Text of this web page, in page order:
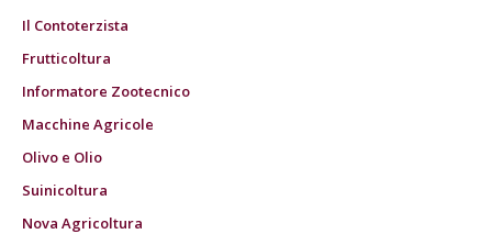
Il Contoterzista
Frutticoltura
Informatore Zootecnico
Macchine Agricole
Olivo e Olio
Suinicoltura
Nova Agricoltura